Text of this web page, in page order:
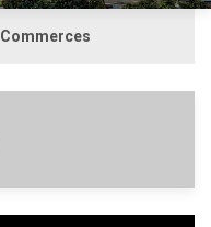
Commerces